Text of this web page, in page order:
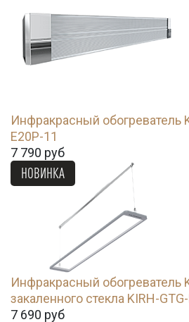
Инфракрасный обогреватель
E20P-11
7 790 руб
НОВИНКА
Инфракрасный обогреватель
закаленного стекла KIRH-
7 690 руб